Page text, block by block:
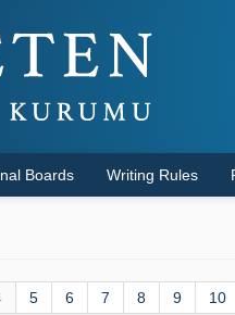
Boards Writing Rules
5 6 7 8 9 10